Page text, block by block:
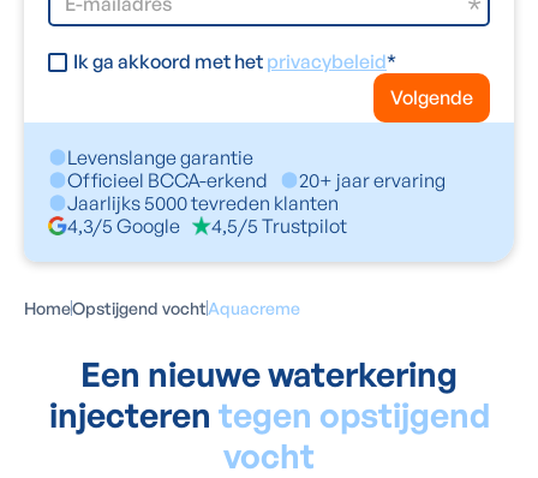
Ik ga akkoord met het privacybeleid*
Volgende
Levenslange garantie
Officieel BCCA-erkend
20+ jaar ervaring
Jaarlijks 5000 tevreden klanten
4,3/5 Google
4,5/5 Trustpilot
HomeOpstijgend vochtAquacreme
Een nieuwe waterkering
injecteren tegen opstijgend
vocht